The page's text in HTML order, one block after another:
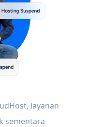
layanan
sementara